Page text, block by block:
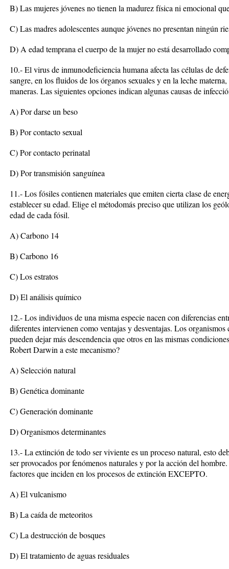
B) Las mujeres jóvenes no tienen la madurez física ni emocional
C) Las madres adolescentes aunque jóvenes no presentan ningún
D) A edad temprana el cuerpo de la mujer no está desarrollado
10.- El virus de inmunodeficiencia humana afecta las células de
sangre, en los fluidos de los órganos sexuales y en la leche
maneras. Las siguientes opciones indican algunas causas de
A) Por darse un beso
B) Por contacto sexual
C) Por contacto perinatal
D) Por transmisión sanguínea
11.- Los fósiles contienen materiales que emiten cierta clase de
establecer su edad. Elige el métodomás preciso que utilizan los
edad de cada fósil.
A) Carbono 14
B) Carbono 16
C) Los estratos
D) El análisis químico
12.- Los individuos de una misma especie nacen con diferencias
diferentes intervienen como ventajas y desventajas. Los
pueden dejar más descendencia que otros en las mismas
Robert Darwin a este mecanismo?
A) Selección natural
B) Genética dominante
C) Generación dominante
D) Organismos determinantes
13.- La extinción de todo ser viviente es un proceso natural, esto
ser provocados por fenómenos naturales y por la acción del
factores que inciden en los procesos de extinción EXCEPTO.
A) El vulcanismo
B) La caída de meteoritos
C) La destrucción de bosques
D) El tratamiento de aguas residuales